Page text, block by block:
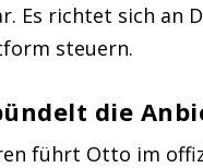
Es richtet sich an
steuern.
die
führt Otto im